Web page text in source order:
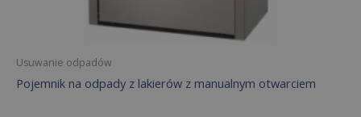
Usuwanie odpadów
Pojemnik na odpady z lakierów z manualnym otwarciem